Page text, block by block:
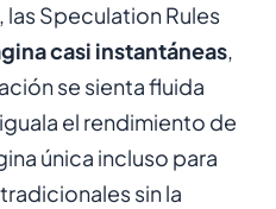
Speculation Rules
casi instantáneas,
se sienta fluida
el rendimiento de
única incluso para
sin la